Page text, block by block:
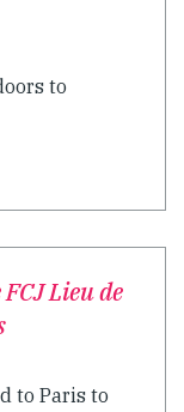
to
Lieu de
to Paris to